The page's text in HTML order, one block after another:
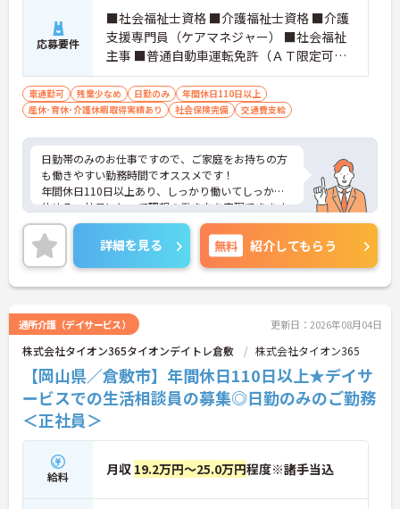
応募要件
■社会福祉士資格 ■介護福祉士資格 ■介護
支援専門員（ケアマネジャー） ■社会福祉
主事 ■普通自動車運転免許（ＡＴ限定可）
■ワード、エクセルの簡単な操作、インタ
ーネットの閲覧ができる方 ■介護施設での
勤務実績のある方歓迎
車通勤可 残業少なめ 日勤のみ
年間休日110日以上
産休･育休･介護休暇取得実績あり
社会保険完備 交通費支給
日勤帯のみのお仕事ですので、ご家庭をお持ちの方
も働きやすい勤務時間でオススメです！
年間休日110日以上あり、しっかり働いてしっかり
休める、社員にとって理想の働き方を実現できます
♪
ご興味ある方には、面接対策ポイントなど、さらに
詳細をお話しいたしますのでお気軽にご相談くださ
い。
詳細を見る 無料 紹介してもらう
通所介護（デイサービス） 更新日：2026年08月04日
株式会社タイオン365タイオンデイトレ倉敷 株式会社タイオン365
【岡山県／倉敷市】年間休日110日以上★デイサ
ービスでの生活相談員の募集◎日勤のみのご勤務
＜正社員＞
給料 月収 19.2万円～25.0万円程度※諸手当込